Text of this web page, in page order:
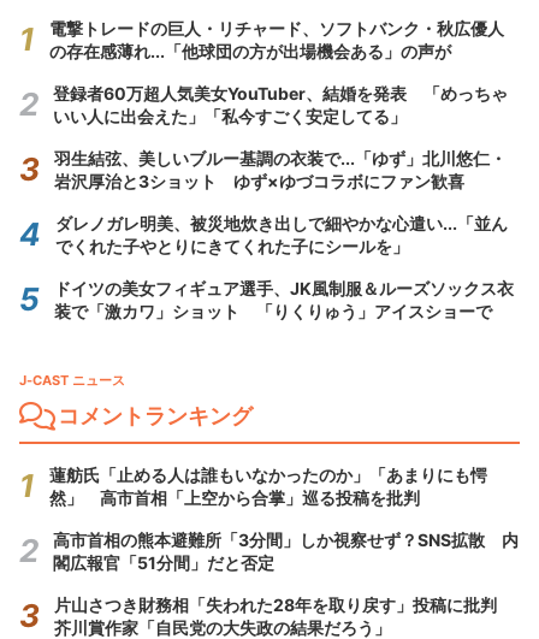
電撃トレードの巨人・リチャード、ソフトバンク・秋広優人
の存在感薄れ...「他球団の方が出場機会ある」の声が
登録者60万超人気美女YouTuber、結婚を発表 「めっちゃ
いい人に出会えた」「私今すごく安定してる」
羽生結弦、美しいブルー基調の衣装で...「ゆず」北川悠仁・
岩沢厚治と3ショット ゆず×ゆづコラボにファン歓喜
ダレノガレ明美、被災地炊き出しで細やかな心遣い...「並ん
でくれた子やとりにきてくれた子にシールを」
ドイツの美女フィギュア選手、JK風制服＆ルーズソックス衣
装で「激カワ」ショット 「りくりゅう」アイスショーで
J-CAST ニュース
コメントランキング
蓮舫氏「止める人は誰もいなかったのか」「あまりにも愕
然」 高市首相「上空から合掌」巡る投稿を批判
高市首相の熊本避難所「3分間」しか視察せず？SNS拡散 内
閣広報官「51分間」だと否定
片山さつき財務相「失われた28年を取り戻す」投稿に批判
芥川賞作家「自民党の大失政の結果だろう」